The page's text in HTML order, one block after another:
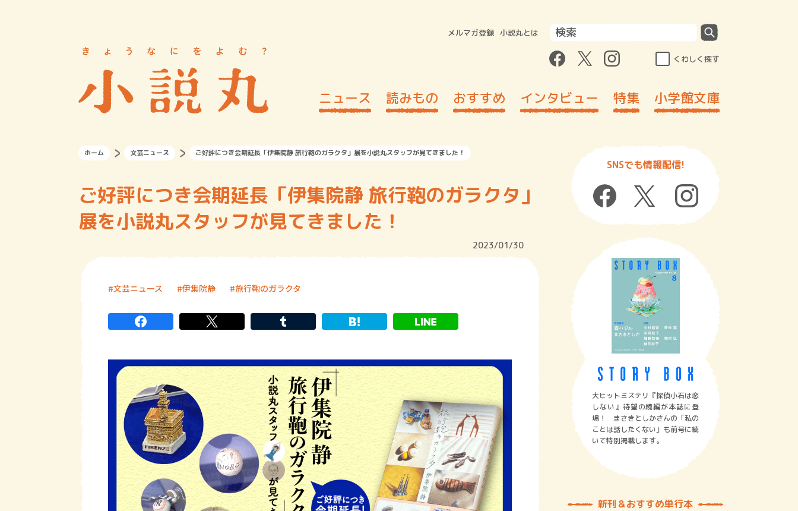
メルマガ登録 小説丸とは
くわしく探す
ニュース 読みもの おすすめ インタビュー 特集 小学館文庫
ホーム 文芸ニュース ご好評につき会期延長「伊集院静 旅行鞄のガラクタ」展を小説丸スタッフが見てきました！
ご好評につき会期延長「伊集院静 旅行鞄のガラクタ」
展を小説丸スタッフが見てきました！
2023/01/30
文芸ニュース 伊集院静 旅行鞄のガラクタ
SNSでも情報配信!
大ヒットミステリ『探偵小石は恋
しない』待望の続編が本誌に登
場！ まさきとしかさんの「私の
ことは話したくない」も前号に続
いて特別掲載します。
新刊＆おすすめ単行本